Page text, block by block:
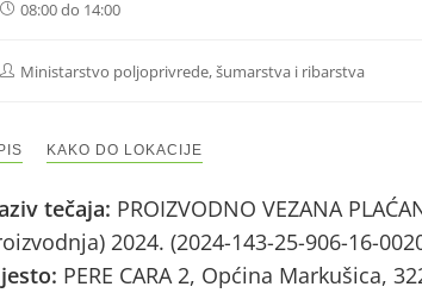
08:00 do 14:00
Ministarstvo poljoprivrede, šumarstva i ribarstva
KAKO DO LOKACIJE
tečaja: PROIZVODNO VEZANA
2024. (2024-143-25-906-16-
PERE CARA 2, Općina Markušica,